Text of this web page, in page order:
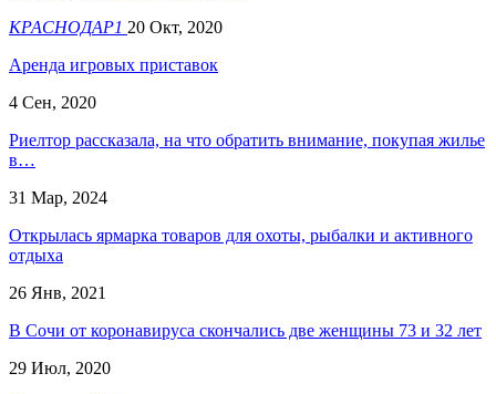
КРАСНОДАР1 20 Окт, 2020
Аренда игровых приставок
4 Сен, 2020
Риелтор рассказала, на что обратить внимание, покупая жилье
в…
31 Мар, 2024
Открылась ярмарка товаров для охоты, рыбалки и активного
отдыха
26 Янв, 2021
В Сочи от коронавируса скончались две женщины 73 и 32 лет
29 Июл, 2020